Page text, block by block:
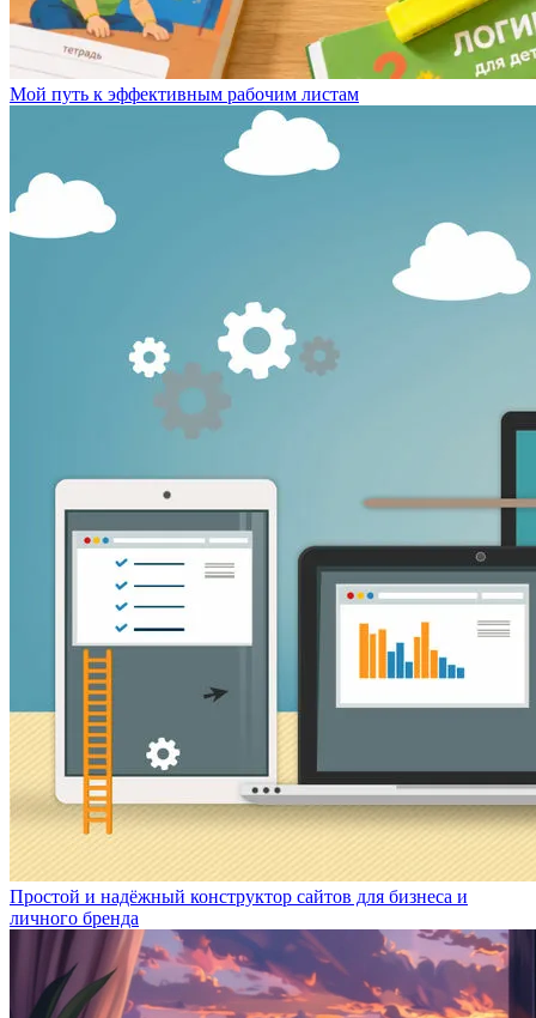
Мой путь к эффективным рабочим листам
Простой и надёжный конструктор сайтов для бизнеса и
личного бренда